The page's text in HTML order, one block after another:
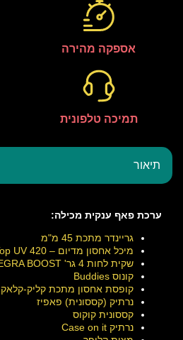
תיאור
ערכת פאף ענקית מכילה:
גריינדר מתכת 45 מ"מ
מיכל אחסון מדיום – 420 SCIENCE Screw-Top UV
שקית לחות 4 גר' INTEGRA BOOST
קונוס Buddies
קופסת אחסון מתכת קליק-קלאק
נרתיק (קססונית) פאפיז
קססונית קוקוס
נרתיק Case on it
אספקה מהירה
תמיכה טלפונית